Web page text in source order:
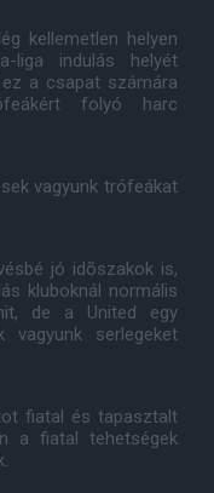
kellemetlen helyen
liga indulás helyét
a csapat számára
folyó harc
vagyunk trófeákat
jó idõszakok is,
kluboknál normális
de a United egy
serlegeket
fiatal és tapasztalt
a fiatal tehetségek